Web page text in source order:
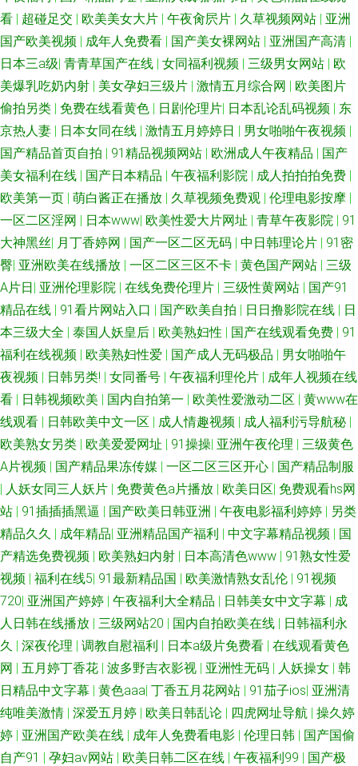
太AV老太AV 九一传媒mv 国产日逼网 91熟女中文字幕 伊人狠狠极品综合 狠
狠淫xx 综合另类精品av 亚洲三级国产 91青青草 91新片 人人操操人人爽爽
欧美国际黄色 97婷婷成人 亚洲操片免费看 传媒视频在线入口 日韩电影网 九
九豆花社区 久久福利社 91性生活短片 香蕉肏屄网 1024国产 精品久热 亚洲
青青操原 日本无码五区 亚洲九九 日本二三区不卡 大香蕉精品A片 91黑丝高
跟骚 69AV影院 中文字幕三级伦理 91TV网页 青娱乐AV网站 激情色色AV网 av
天堂强奸 99这里 日韩精品大片 白丝后入 亚洲色五月婷婷 久久精品视频32
第一福利视频导航 香蕉爱视频 操人妻影院 美女被草软件 国产不卡一区 人妻
页网址大全 欧美欧美 wwwav1泰国 avtt一牛网 午夜福利尤物 在线不卡久热
涩 成人色影WWWW 亚州三级片 www日本 蜜桃社私拍 国产青青草精品 成人
电彯三级 91破解网官网 成人午夜A片 女人的天堂AV AA欧美性爱 在线超碰色
片 黄色三极带 影音先锋色网 超碰人人摸人人干 91地址入口网页 国产浮力麻
豆影院 韩国AV在线青青 91熟女视频 福利导航91 日韩午夜伦 久久国产三级
久久 欧美日www 男人天堂去干网 操碰公开视频 91视频综合 91拍拍 91工厂
在线看a的网站 AV三级片网站 无码夜夜 深夜福利网站 在线AⅤ 超碰97人人调
教 香蕉自拍网 日本熟妇网站大全 大香蕉网啪啪网 九一看片不用下载 亚州三
级视频 日韩A级免费 精品日韩不卡 欧美色AB 丁香av第一页 97精频 日韩男
女艹 男同肛交在线观看 91线上看 九九热这里有精品 日本A√视频 日韩欧美
看 | 超碰足交 | 欧美美女大片 | 午夜肏屄片 | 久草视频网站 | 亚洲
国产欧美视频 | 成年人免费看 | 国产美女裸网站 | 亚洲国产高清 |
日本三a级| 青青草国产在线 | 女同福利视频 | 三级男女网站 | 欧
美爆乳吃奶内射 | 美女孕妇三级片 | 激情五月综合网 | 欧美图片
偷拍另类 | 免费在线看黄色 | 日剧伦理片| 日本乱论乱码视频 | 东
京热人妻 | 日本女同在线 | 激情五月婷婷日 | 男女啪啪午夜视频 |
国产精品首页自拍 | 91精品视频网站 | 欧洲成人午夜精品 | 国产
美女福利在线 | 国产日本精品 | 午夜福利影院 | 成人拍拍拍免费 |
欧美第一页 | 萌白酱正在播放 | 久草视频免费观 | 伦理电影按摩 |
一区二区淫网 | 日本www| 欧美性爱大片网址 | 青草午夜影院 | 91
大神黑丝| 月丁香婷网 | 国产一区二区无码 | 中日韩理论片 | 91密
臀| 亚洲欧美在线播放 | 一区二区三区不卡 | 黄色国产网站 | 三级
A片日| 亚洲伦理影院 | 在线免费伦理片 | 三级性黄网站 | 国产91
精品在线 | 91看片网站入口 | 国产欧美自拍 | 日日撸影院在线 | 日
本三级大全 | 泰国人妖皇后 | 欧美熟妇性 | 国产在线观看免费 | 91
福利在线视频 | 欧美熟妇性爱 | 国产成人无码极品 | 男女啪啪午
夜视频 | 日韩另类! | 女同番号 | 午夜福利理伦片 | 成年人视频在线
看 | 日韩视频欧美 | 国内自拍第一 | 欧美性爱激动二区 | 黄www在
线观看 | 日韩欧美中文一区 | 成人情趣视频 | 成人福利污导航秘 |
欧美熟女另类 | 欧美爱爱网址 | 91操操| 亚洲午夜伦理 | 三级黄色
A片视频 | 国产精品果冻传媒 | 一区二区三区开心 | 国产精品制服
| 人妖女同三人妖片 | 免费黄色a片播放 | 欧美日区| 免费观看hs网
站 | 91插插插黑逼 | 国产欧美日韩亚洲 | 午夜电影福利婷婷 | 另类
精品久久 | 成年精品| 亚洲精品国产福利 | 中文字幕精品视频 | 国
产精选免费视频 | 欧美熟妇内射 | 日本高清色www | 91熟女性爱
视频 | 福利在线5| 91最新精品国 | 欧美激情熟女乱伦 | 91视频
720| 亚洲国产婷婷 | 午夜福利大全精品 | 日韩美女中文字幕 | 成
人日韩在线播放 | 三级网站20 | 国内自拍欧美在线 | 日韩福利永
久 | 深夜伦理 | 调教自慰福利 | 日本a级片免费看 | 在线观看黄色
网 | 五月婷丁香花 | 波多野吉衣影视 | 亚洲性无码 | 人妖操女 | 韩
日精品中文字幕 | 黄色aaa| 丁香五月花网站 | 91茄子ios| 亚洲清
纯唯美激情 | 深爱五月婷 | 欧美日韩乱论 | 四虎网址导航 | 操久婷
婷 | 亚洲国产欧美在线 | 成年人免费看电影 | 伦理日韩 | 国产国偷
自产91 | 孕妇av网站 | 欧美日韩二区在线 | 午夜福利99 | 国产极